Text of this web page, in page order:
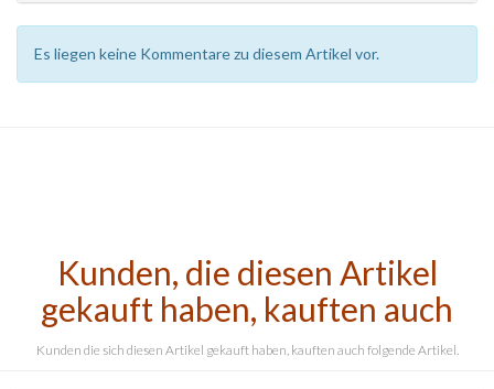
Es liegen keine Kommentare zu diesem Artikel vor.
Kunden, die diesen Artikel
gekauft haben, kauften auch
Kunden die sich diesen Artikel gekauft haben, kauften auch folgende Artikel.